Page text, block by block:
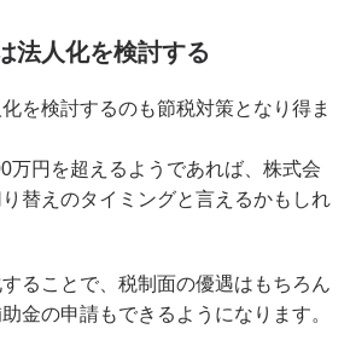
法人化を検討する
を検討するのも節税対策となり得ま
万円を超えるようであれば、株式会
替えのタイミングと言えるかもしれ
ることで、税制面の優遇はもちろん
金の申請もできるようになります。